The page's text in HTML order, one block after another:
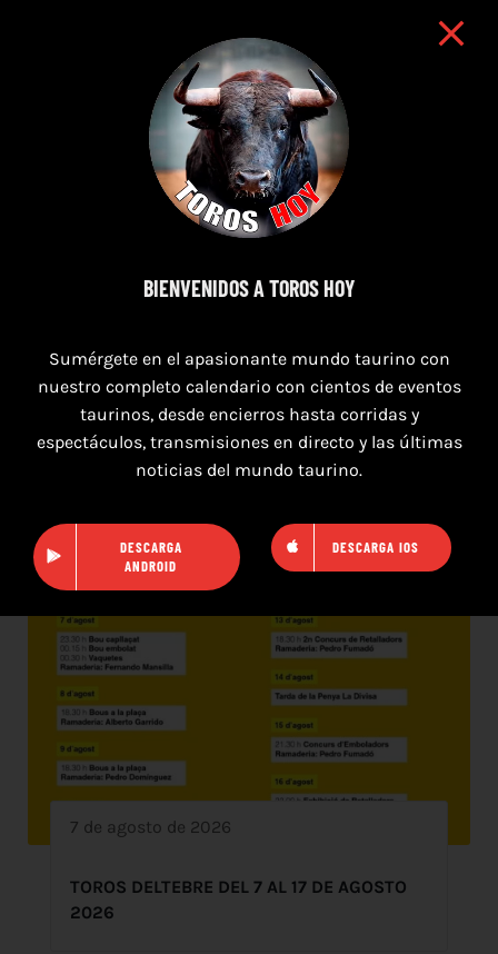
7 de agosto de 2026
TORO CASINOS 7,8 Y 9 DE AGOSTO 2026
7 de agosto de 2026
TOROS DELTEBRE DEL 7 AL 17 DE AGOSTO
2026
BIENVENIDOS A TOROS HOY
Sumérgete en el apasionante mundo taurino con
nuestro completo calendario con cientos de eventos
taurinos, desde encierros hasta corridas y
espectáculos, transmisiones en directo y las últimas
noticias del mundo taurino.
DESCARGA
ANDROID
DESCARGA IOS